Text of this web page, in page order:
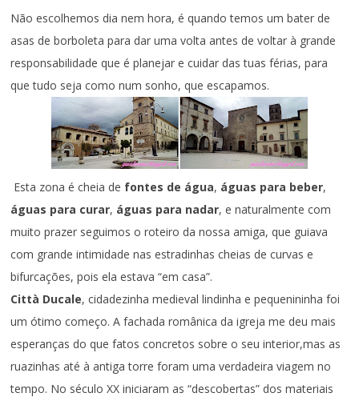
Não escolhemos dia nem hora, é quando temos um bater de
asas de borboleta para dar uma volta antes de voltar à grande
responsabilidade que é planejar e cuidar das tuas férias, para
que tudo seja como num sonho, que escapamos.
Esta zona é cheia de fontes de água, águas para beber,
águas para curar, águas para nadar, e naturalmente com
muito prazer seguimos o roteiro da nossa amiga, que guiava
com grande intimidade nas estradinhas cheias de curvas e
bifurcações, pois ela estava “em casa”.
Città Ducale, cidadezinha medieval lindinha e pequenininha foi
um ótimo começo. A fachada românica da igreja me deu mais
esperanças do que fatos concretos sobre o seu interior,mas as
ruazinhas até à antiga torre foram uma verdadeira viagem no
tempo. No século XX iniciaram as “descobertas” dos materiais